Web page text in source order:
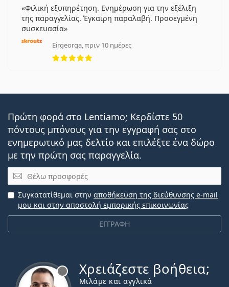
Φιλική εξυπηρέτηση. Ενημέρωση για την εξέλιξη
της παραγγελίας. Έγκαιρη παραλαβή. Προσεγμένη
συσκευασία
Eirgeorga, πριν 10 ημέρες
5 αξιολογήσεις από 5
Πρώτη φορά στο Lentiamo; Κερδίστε 50
πόντους μπόνους για την εγγραφή σας στο
ενημερωτικό μας δελτίο και επιλέξτε ένα δώρο
με την πρώτη σας παραγγελία.
Email
ΕΓΓΡΑΦΗ
Συγκατατίθεμαι στην αποθήκευση της διεύθυνσης e-mail
μου και στην αποστολή εμπορικής επικοινωνίας
Χρειάζεστε βοήθεια;
Μιλάμε και αγγλικά